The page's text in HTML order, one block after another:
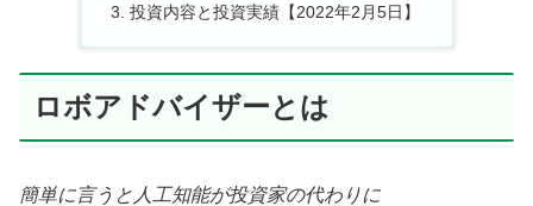
投資内容と投資実績【2022年2月5日】
ロボアドバイザーとは
簡単に言うと人工知能が投資家の代わりに